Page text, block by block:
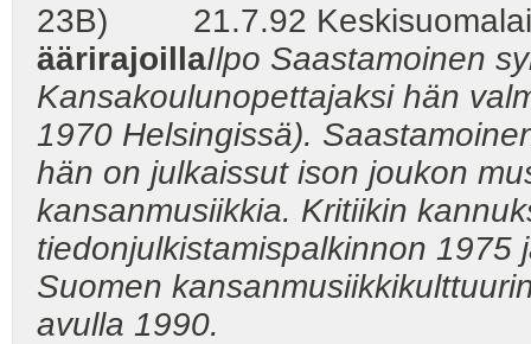
23B) 21.7.92
äärirajoillaIlpo Saastamoinen
Kansakoulunopettajaksi hän
1970 Helsingissä).
hän on julkaissut ison joukon
kansanmusiikkia. Kritiikin
tiedonjulkistamispalkinnon
Suomen
avulla 1990.